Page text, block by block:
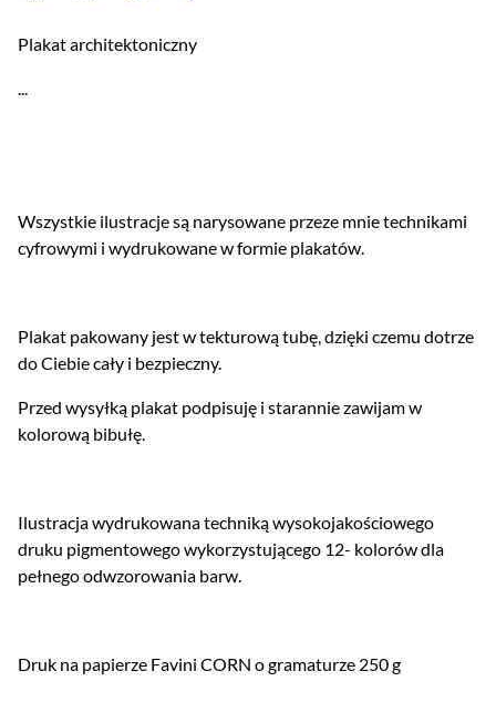
Plakat architektoniczny
...
Wszystkie ilustracje są narysowane przeze mnie technikami
cyfrowymi i wydrukowane w formie plakatów.
Plakat pakowany jest w tekturową tubę, dzięki czemu dotrze
do Ciebie cały i bezpieczny.
Przed wysyłką plakat podpisuję i starannie zawijam w
kolorową bibułę.
Ilustracja wydrukowana techniką wysokojakościowego
druku pigmentowego wykorzystującego 12- kolorów dla
pełnego odwzorowania barw.
Druk na papierze Favini CORN o gramaturze 250 g